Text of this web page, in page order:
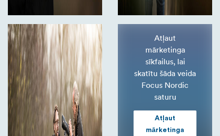
Atļaut
mārketinga
sīkfailus, lai
skatītu šāda veida
Focus Nordic
saturu
Atļaut
mārketinga